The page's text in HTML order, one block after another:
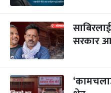
४
बुध कार्तिक ४, २०८३ -Oct 21, 2026
५
बिहि
पापा‌ङ्कुशा एकादशी व्रत
कार्तिक ५, २०८३
२२
आइत
कुकुर तिहार
कार्तिक २२, २०८३
सरकार